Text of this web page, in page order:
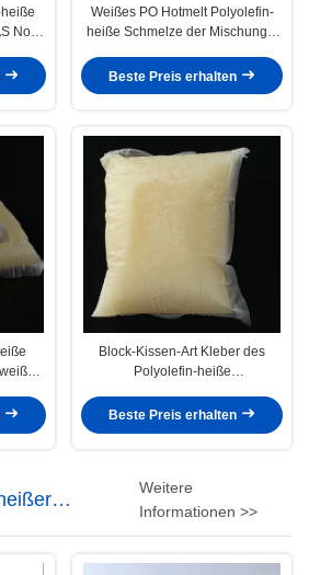
No.
Weißes PO Hotmelt Polyolefin-
heiße Schmelze der Mischungs-
Beste Preis erhalten
Block-Kissen-Art Kleber des
Polyolefin-heiße
CAS9009-54-5
Beste Preis erhalten
Weitere
Informationen >>